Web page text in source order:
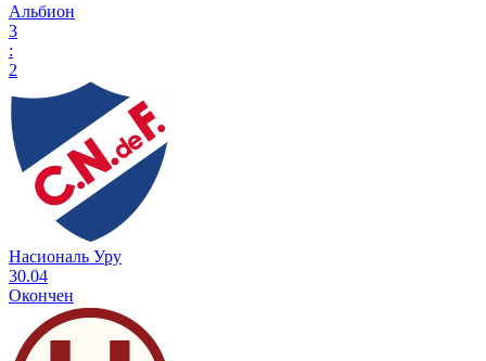
Альбион
3
:
2
Насиональ Уру
30.04
Окончен